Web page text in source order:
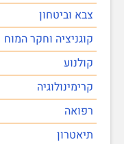
צבא וביטחון
קוגניציה וחקר המוח
קולנוע
קרימינולוגיה
רפואה
תיאטרון